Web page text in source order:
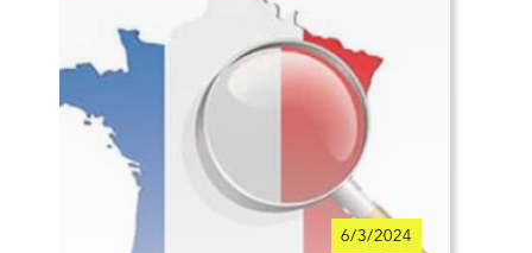
6/3/2024